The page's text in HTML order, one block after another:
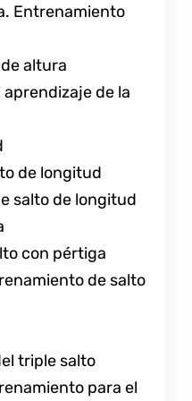
Entrenamiento
altura
de la
de longitud
salto de longitud
con pértiga
de salto
triple salto
para el